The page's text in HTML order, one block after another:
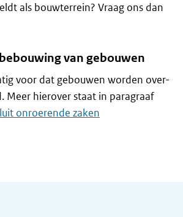
als bouwterrein? Vraag ons dan
van gebouwen
voor dat gebouwen worden over-
Meer hierover staat in paragraaf
onroerende zaken